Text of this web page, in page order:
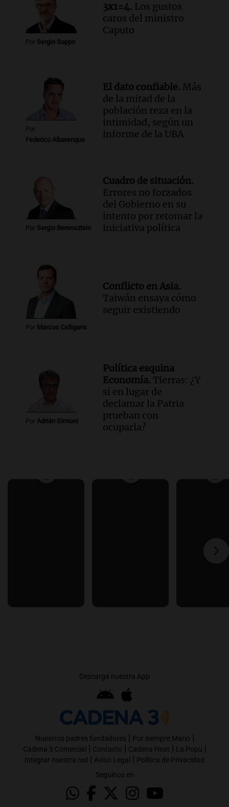
Por Sergio Suppo
3x1=4. Los gustos
caros del ministro
Caputo
Por
Federico Albarenque
El dato confiable. Más
de la mitad de la
población reza en la
intimidad, según un
informe de la UBA
Por Sergio Berensztein
Cuadro de situación.
Errores no forzados
del Gobierno en su
intento por retomar la
iniciativa política
Por Marcos Calligaris
Conflicto en Asia.
Taiwán ensaya cómo
seguir existiendo
Por Adrián Simioni
Política esquina
Economía. Tierras: ¿Y
si en lugar de
declamar la Patria
prueban con
ocuparla?
Descargá nuestra App
Nuestros padres fundadores | Por siempre Mario |
Cadena 3 Comercial | Contacto | Cadena Heat | La Popu |
Integrar nuestra red | Aviso Legal | Política de Privacidad
Seguinos en